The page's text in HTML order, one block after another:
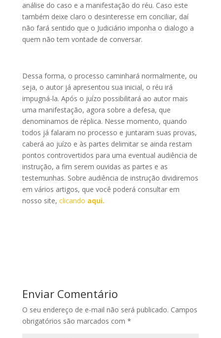
análise do caso e a manifestação do réu. Caso este
também deixe claro o desinteresse em conciliar, daí
não fará sentido que o Judiciário imponha o dialogo a
quem não tem vontade de conversar.
Dessa forma, o processo caminhará normalmente, ou
seja, o autor já apresentou sua inicial, o réu irá
impugná-la. Após o juízo possibilitará ao autor mais
uma manifestação, agora sobre a defesa, que
denominamos de réplica. Nesse momento, quando
todos já falaram no processo e juntaram suas provas,
caberá ao juízo e às partes delimitar se ainda restam
pontos controvertidos para uma eventual audiência de
instrução, a fim serem ouvidas as partes e as
testemunhas. Sobre audiência de instrução dividiremos
em vários artigos, que você poderá consultar em
nosso site, clicando aqui.
Enviar Comentário
O seu endereço de e-mail não será publicado. Campos
obrigatórios são marcados com *